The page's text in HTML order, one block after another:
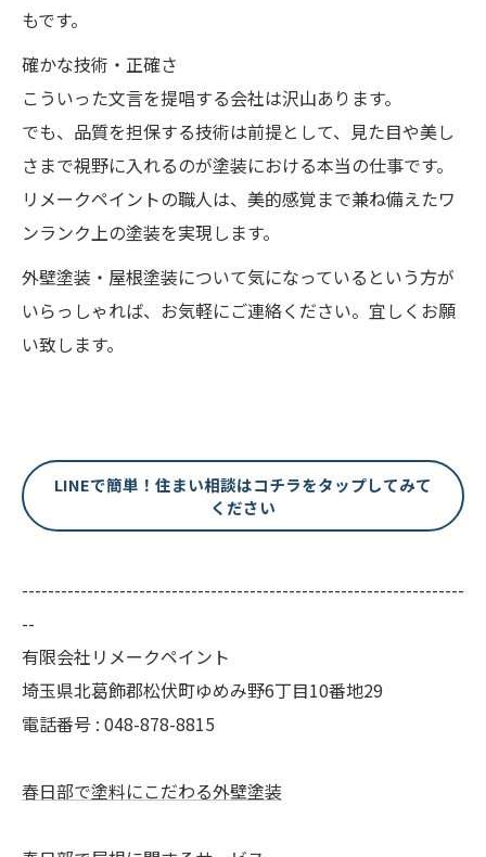
もです。
確かな技術・正確さ
こういった文言を提唱する会社は沢山あります。
でも、品質を担保する技術は前提として、見た目や美し
さまで視野に入れるのが塗装における本当の仕事です。
リメークペイントの職人は、美的感覚まで兼ね備えたワ
ンランク上の塗装を実現します。
外壁塗装・屋根塗装について気になっているという方が
いらっしゃれば、お気軽にご連絡ください。宜しくお願
い致します。
LINEで簡単！住まい相談はコチラをタップしてみて
ください
--------------------------------------------------------------------
--
有限会社リメークペイント
埼玉県北葛飾郡松伏町ゆめみ野6丁目10番地29
電話番号 : 048-878-8815
春日部で塗料にこだわる外壁塗装